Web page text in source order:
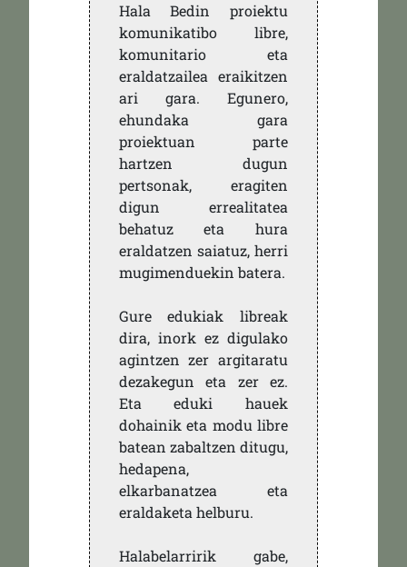
Hala Bedin proiektu
komunikatibo libre,
komunitario eta
eraldatzailea eraikitzen
ari gara. Egunero,
ehundaka gara
proiektuan parte
hartzen dugun
pertsonak, eragiten
digun errealitatea
behatuz eta hura
eraldatzen saiatuz, herri
mugimenduekin batera.
Gure edukiak libreak
dira, inork ez digulako
agintzen zer argitaratu
dezakegun eta zer ez.
Eta eduki hauek
dohainik eta modu libre
batean zabaltzen ditugu,
hedapena,
elkarbanatzea eta
eraldaketa helburu.
Halabelarririk gabe,